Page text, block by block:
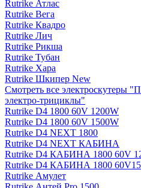
Rutrike Атлас
Rutrike Вега
Rutrike Квадро
Rutrike Лич
Rutrike Рикша
Rutrike Тубан
Rutrike Хара
Rutrike Шкипер New
Смотреть все электро­скутеры
электро‑трициклы"
Rutrike D4 1800 60V 1200W
Rutrike D4 1800 60V 1500W
Rutrike D4 NEXT 1800
Rutrike D4 NEXT КАБИНА
Rutrike D4 КАБИНА 1800 60V
Rutrike D4 КАБИНА 1800
Rutrike Амулет